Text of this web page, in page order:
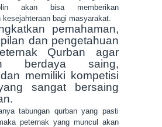
akan bisa memberikan
kesejahteraan bagi masyarakat.
pemahaman,
dan pengetahuan
Qurban agar
berdaya saing,
memiliki kompetisi
sangat bersaing
tabungan qurban yang pasti
peternak yang muncul akan